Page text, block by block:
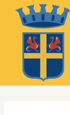
Salta
contenuto